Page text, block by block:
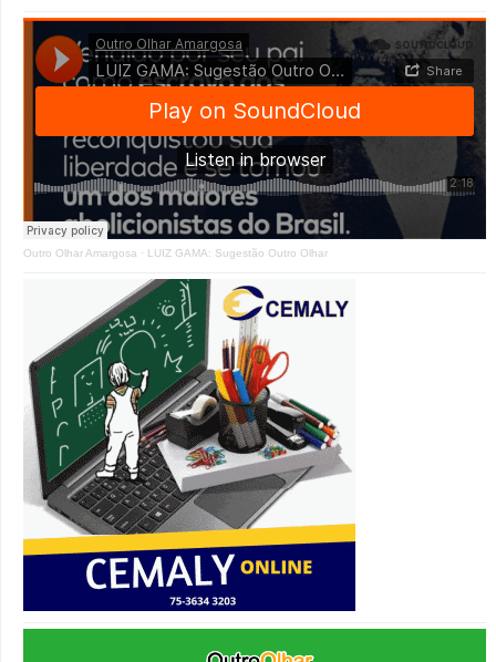
Outro Olhar Amargosa · LUIZ GAMA: Sugestão Outro Olhar